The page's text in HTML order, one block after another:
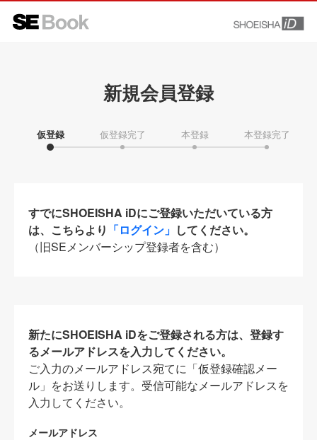
新規会員登録
仮登録 仮登録完了 本登録 本登録完了
すでにSHOEISHA iDにご登録いただいている方
は、こちらより 「ログイン」 してください。
（旧SEメンバーシップ登録者を含む）
新たにSHOEISHA iDをご登録される方は、登録す
るメールアドレスを入力してください。
ご入力のメールアドレス宛てに「仮登録確認メー
ル」をお送りします。受信可能なメールアドレスを
入力してください。
メールアドレス